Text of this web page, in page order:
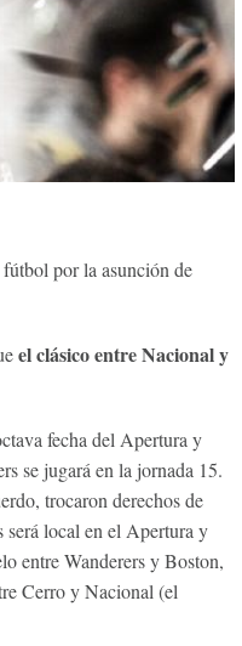
por la asunción de
el clásico entre Nacional y
fecha del Apertura y
se jugará en la jornada 15.
trocaron derechos de
será local en el Apertura y
entre Wanderers y Boston,
Cerro y Nacional (el